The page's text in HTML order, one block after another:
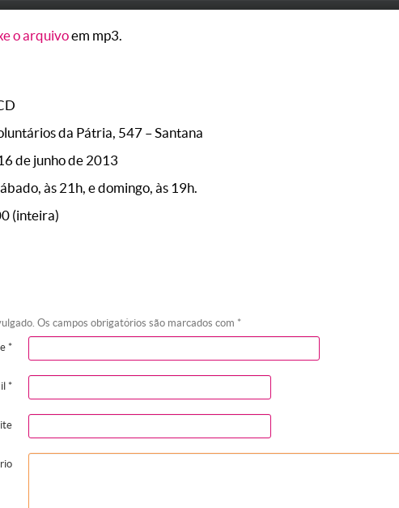
o arquivoem mp3.
da Pátria, 547 – Santana
de junho de 2013
às 21h, e domingo, às 19h.
(inteira)
Os campos obrigatórios são marcados com *
*
*